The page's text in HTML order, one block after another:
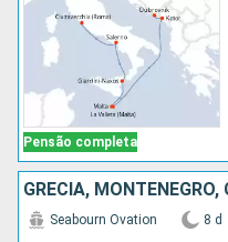
Pensão completa
Seabourn Ovation 8 d